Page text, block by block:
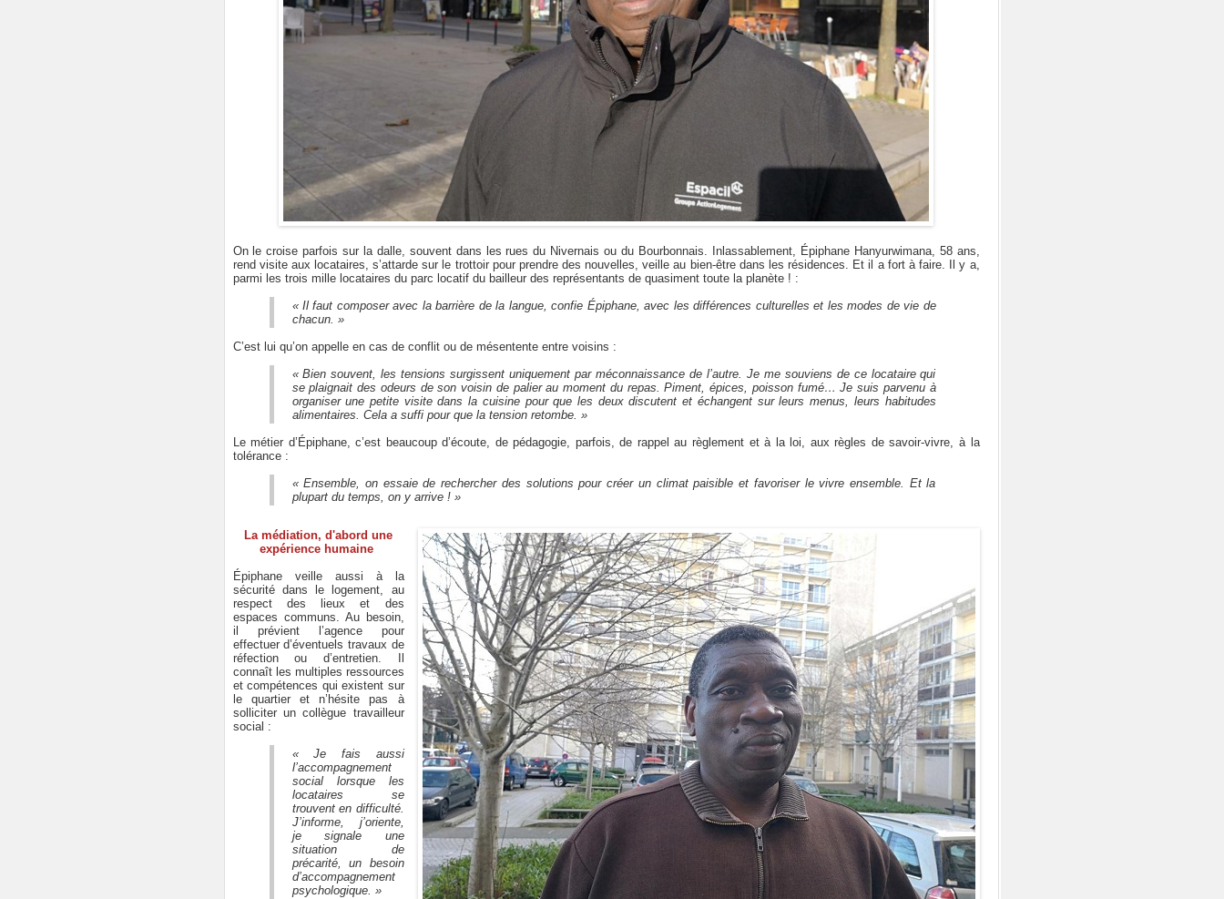
On le croise parfois sur la dalle, souvent dans les rues du Nivernais ou du Bourbonnais. Inlassablement, Épiphane Hanyurwimana, 58 ans,
rend visite aux locataires, s’attarde sur le trottoir pour prendre des nouvelles, veille au bien-être dans les résidences. Et il a fort à faire. Il y a,
parmi les trois mille locataires du parc locatif du bailleur des représentants de quasiment toute la planète ! :
« Il faut composer avec la barrière de la langue, confie Épiphane, avec les différences culturelles et les modes de vie de
chacun. »
C’est lui qu’on appelle en cas de conflit ou de mésentente entre voisins :
« Bien souvent, les tensions surgissent uniquement par méconnaissance de l’autre. Je me souviens de ce locataire qui
se plaignait des odeurs de son voisin de palier au moment du repas. Piment, épices, poisson fumé… Je suis parvenu à
organiser une petite visite dans la cuisine pour que les deux discutent et échangent sur leurs menus, leurs habitudes
alimentaires. Cela a suffi pour que la tension retombe. »
Le métier d’Épiphane, c’est beaucoup d’écoute, de pédagogie, parfois, de rappel au règlement et à la loi, aux règles de savoir-vivre, à la
tolérance :
« Ensemble, on essaie de rechercher des solutions pour créer un climat paisible et favoriser le vivre ensemble. Et la
plupart du temps, on y arrive ! »
La médiation, d'abord une
expérience humaine
Épiphane veille aussi à la
sécurité dans le logement, au
respect des lieux et des
espaces communs. Au besoin,
il prévient l’agence pour
effectuer d’éventuels travaux de
réfection ou d’entretien. Il
connaît les multiples ressources
et compétences qui existent sur
le quartier et n’hésite pas à
solliciter un collègue travailleur
social :
« Je fais aussi
l’accompagnement
social lorsque les
locataires se
trouvent en difficulté.
J’informe, j’oriente,
je signale une
situation de
précarité, un besoin
d’accompagnement
psychologique. »